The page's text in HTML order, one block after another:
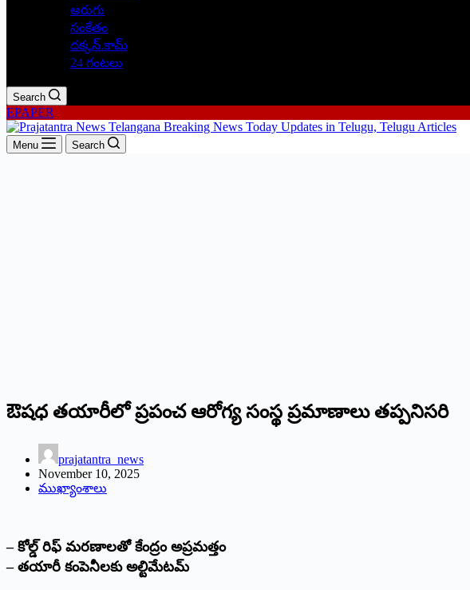
అరుగు
సంకేతం
దక్కన్.కామ్
24 గంటలు
Search
EPAPER
Menu Search
ఔషధ తయారీలో ప్రపంచ ఆరోగ్య సంస్థ ప్రమాణాలు త‌ప్ప‌నిస‌రి
prajatantra_news
November 10, 2025
ముఖ్యాంశాలు
– కోల్డ్ ‌రిఫ్‌ ‌మరణాలతో కేంద్రం అప్రమత్తం
– తయారీ కంపెనీలకు అల్టిమేటమ్‌